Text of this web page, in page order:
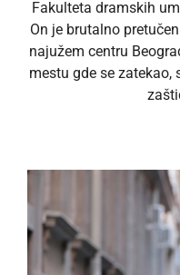
Fakulteta dramskih
On je brutalno
najužem centru
mestu gde se